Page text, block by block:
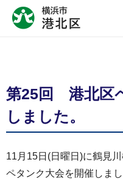
第25回 港北区
しました。
11月15日(日曜日)に鶴見
ペタンク大会を開催しま